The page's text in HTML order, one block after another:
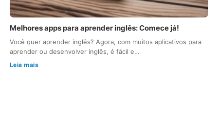
Melhores apps para aprender inglês: Comece já!
Você quer aprender inglês? Agora, com muitos aplicativos para
aprender ou desenvolver inglês, é fácil e…
Leia mais